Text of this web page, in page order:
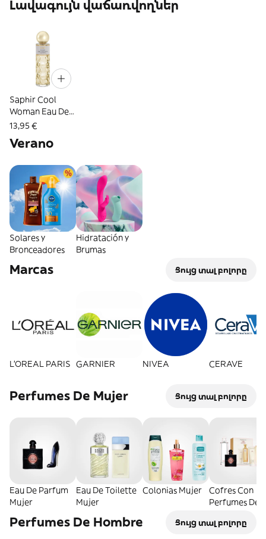
Լավագույն վաճառվողներ
Saphir Cool
Woman Eau De
Parfum Saphir
13,95 €
Verano
Solares y
Bronceadores
Hidratación y
Brumas
Marcas Ցույց տալ բոլորը
L'OREAL PARIS GARNIER NIVEA CERAVE
Perfumes De Mujer Ցույց տալ բոլորը
Eau De Parfum
Mujer
Eau De Toilette
Mujer
Colonias Mujer
Cofres Con
Perfumes De
Perfumes De Hombre Ցույց տալ բոլորը